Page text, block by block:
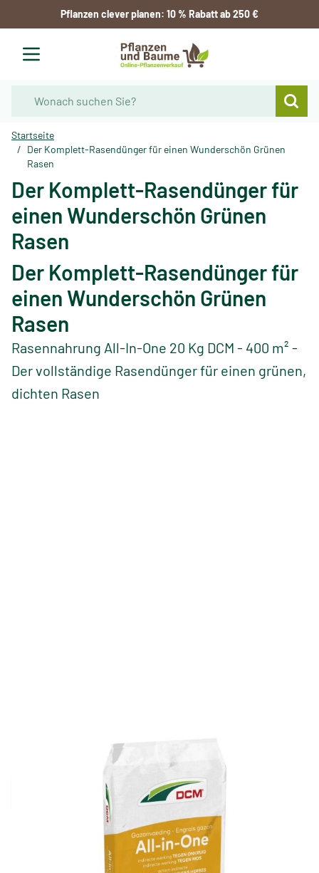
Zum Inhalt springenPflanzen clever planen: 10 % Rabatt ab 250 €
Suche
Startseite
/ Der Komplett-Rasendünger für einen Wunderschön Grünen
Rasen
Der Komplett-Rasendünger für
einen Wunderschön Grünen
Rasen
Der Komplett-Rasendünger für
einen Wunderschön Grünen
Rasen
Rasennahrung All-In-One 20 Kg DCM - 400 m² -
Der vollständige Rasendünger für einen grünen,
dichten Rasen
In den Warenkorb
Nur nach Belgien lieferbar